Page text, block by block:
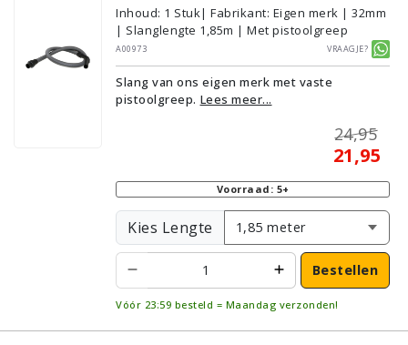
Inhoud: 1 Stuk| Fabrikant: Eigen merk | 32mm
| Slanglengte 1,85m | Met pistoolgreep
A00973
Vraagje?
Slang van ons eigen merk met vaste
pistoolgreep. Lees meer...
24,95
21,95
Voorraad: 5+
Kies Lengte
Bestellen
Vóór 23:59 besteld = Maandag verzonden!